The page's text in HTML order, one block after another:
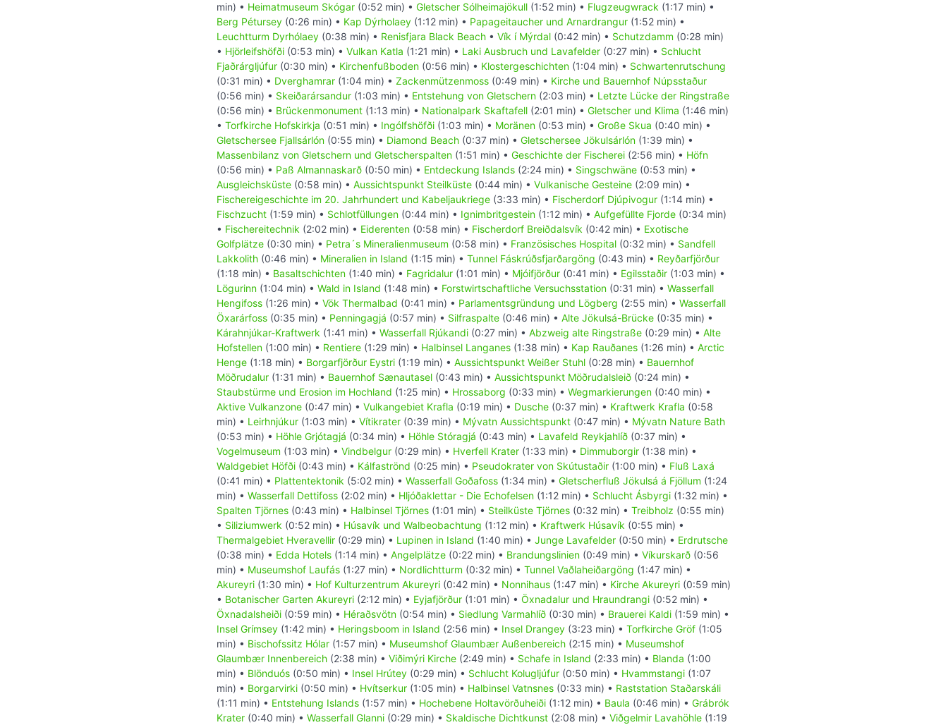
min) • Heimatmuseum Skógar (0:52 min) • Gletscher Sólheimajökull (1:52 min) • Flugzeugwrack (1:17 min) •
Berg Pétursey (0:26 min) • Kap Dýrholaey (1:12 min) • Papageitaucher und Arnardrangur (1:52 min) •
Leuchtturm Dyrhólaey (0:38 min) • Renisfjara Black Beach • Vík í Mýrdal (0:42 min) • Schutzdamm (0:28 min)
• Hjörleifshöfði (0:53 min) • Vulkan Katla (1:21 min) • Laki Ausbruch und Lavafelder (0:27 min) • Schlucht
Fjaðrárgljúfur (0:30 min) • Kirchenfußboden (0:56 min) • Klostergeschichten (1:04 min) • Schwartenrutschung
(0:31 min) • Dverghamrar (1:04 min) • Zackenmützenmoss (0:49 min) • Kirche und Bauernhof Núpsstaður
(0:56 min) • Skeiðarársandur (1:03 min) • Entstehung von Gletschern (2:03 min) • Letzte Lücke der Ringstraße
(0:56 min) • Brückenmonument (1:13 min) • Nationalpark Skaftafell (2:01 min) • Gletscher und Klima (1:46 min)
• Torfkirche Hofskirkja (0:51 min) • Ingólfshöfði (1:03 min) • Moränen (0:53 min) • Große Skua (0:40 min) •
Gletschersee Fjallsárlón (0:55 min) • Diamond Beach (0:37 min) • Gletschersee Jökulsárlón (1:39 min) •
Massenbilanz von Gletschern und Gletscherspalten (1:51 min) • Geschichte der Fischerei (2:56 min) • Höfn
(0:56 min) • Paß Almannaskarð (0:50 min) • Entdeckung Islands (2:24 min) • Singschwäne (0:53 min) •
Ausgleichsküste (0:58 min) • Aussichtspunkt Steilküste (0:44 min) • Vulkanische Gesteine (2:09 min) •
Fischereigeschichte im 20. Jahrhundert und Kabeljaukriege (3:33 min) • Fischerdorf Djúpivogur (1:14 min) •
Fischzucht (1:59 min) • Schlotfüllungen (0:44 min) • Ignimbritgestein (1:12 min) • Aufgefüllte Fjorde (0:34 min)
• Fischereitechnik (2:02 min) • Eiderenten (0:58 min) • Fischerdorf Breiðdalsvík (0:42 min) • Exotische
Golfplätze (0:30 min) • Petra´s Mineralienmuseum (0:58 min) • Französisches Hospital (0:32 min) • Sandfell
Lakkolith (0:46 min) • Mineralien in Island (1:15 min) • Tunnel Fáskrúðsfjarðargöng (0:43 min) • Reyðarfjörður
(1:18 min) • Basaltschichten (1:40 min) • Fagridalur (1:01 min) • Mjóifjörður (0:41 min) • Egilsstaðir (1:03 min) •
Lögurinn (1:04 min) • Wald in Island (1:48 min) • Forstwirtschaftliche Versuchsstation (0:31 min) • Wasserfall
Hengifoss (1:26 min) • Vök Thermalbad (0:41 min) • Parlamentsgründung und Lögberg (2:55 min) • Wasserfall
Öxarárfoss (0:35 min) • Penningagjá (0:57 min) • Silfraspalte (0:46 min) • Alte Jökulsá-Brücke (0:35 min) •
Kárahnjúkar-Kraftwerk (1:41 min) • Wasserfall Rjúkandi (0:27 min) • Abzweig alte Ringstraße (0:29 min) • Alte
Hofstellen (1:00 min) • Rentiere (1:29 min) • Halbinsel Langanes (1:38 min) • Kap Rauðanes (1:26 min) • Arctic
Henge (1:18 min) • Borgarfjörður Eystri (1:19 min) • Aussichtspunkt Weißer Stuhl (0:28 min) • Bauernhof
Möðrudalur (1:31 min) • Bauernhof Sænautasel (0:43 min) • Aussichtspunkt Möðrudalsleið (0:24 min) •
Staubstürme und Erosion im Hochland (1:25 min) • Hrossaborg (0:33 min) • Wegmarkierungen (0:40 min) •
Aktive Vulkanzone (0:47 min) • Vulkangebiet Krafla (0:19 min) • Dusche (0:37 min) • Kraftwerk Krafla (0:58
min) • Leirhnjúkur (1:03 min) • Vítikrater (0:39 min) • Mývatn Aussichtspunkt (0:47 min) • Mývatn Nature Bath
(0:53 min) • Höhle Grjótagjá (0:34 min) • Höhle Stóragjá (0:43 min) • Lavafeld Reykjahlíð (0:37 min) •
Vogelmuseum (1:03 min) • Vindbelgur (0:29 min) • Hverfell Krater (1:33 min) • Dimmuborgir (1:38 min) •
Waldgebiet Höfði (0:43 min) • Kálfaströnd (0:25 min) • Pseudokrater von Skútustaðir (1:00 min) • Fluß Laxá
(0:41 min) • Plattentektonik (5:02 min) • Wasserfall Goðafoss (1:34 min) • Gletscherfluß Jökulsá á Fjöllum (1:24
min) • Wasserfall Dettifoss (2:02 min) • Hljóðaklettar - Die Echofelsen (1:12 min) • Schlucht Ásbyrgi (1:32 min) •
Spalten Tjörnes (0:43 min) • Halbinsel Tjörnes (1:01 min) • Steilküste Tjörnes (0:32 min) • Treibholz (0:55 min)
• Siliziumwerk (0:52 min) • Húsavík und Walbeobachtung (1:12 min) • Kraftwerk Húsavík (0:55 min) •
Thermalgebiet Hveravellir (0:29 min) • Lupinen in Island (1:40 min) • Junge Lavafelder (0:50 min) • Erdrutsche
(0:38 min) • Edda Hotels (1:14 min) • Angelplätze (0:22 min) • Brandungslinien (0:49 min) • Víkurskarð (0:56
min) • Museumshof Laufás (1:27 min) • Nordlichtturm (0:32 min) • Tunnel Vaðlaheiðargöng (1:47 min) •
Akureyri (1:30 min) • Hof Kulturzentrum Akureyri (0:42 min) • Nonnihaus (1:47 min) • Kirche Akureyri (0:59 min)
• Botanischer Garten Akureyri (2:12 min) • Eyjafjörður (1:01 min) • Öxnadalur und Hraundrangi (0:52 min) •
Öxnadalsheiði (0:59 min) • Héraðsvötn (0:54 min) • Siedlung Varmahlíð (0:30 min) • Brauerei Kaldi (1:59 min) •
Insel Grímsey (1:42 min) • Heringsboom in Island (2:56 min) • Insel Drangey (3:23 min) • Torfkirche Gröf (1:05
min) • Bischofssitz Hólar (1:57 min) • Museumshof Glaumbær Außenbereich (2:15 min) • Museumshof
Glaumbær Innenbereich (2:38 min) • Viðimýri Kirche (2:49 min) • Schafe in Island (2:33 min) • Blanda (1:00
min) • Blönduós (0:50 min) • Insel Hrútey (0:29 min) • Schlucht Kolugljúfur (0:50 min) • Hvammstangi (1:07
min) • Borgarvirki (0:50 min) • Hvítserkur (1:05 min) • Halbinsel Vatnsnes (0:33 min) • Raststation Staðarskáli
(1:11 min) • Entstehung Islands (1:57 min) • Hochebene Holtavörðuheiði (1:12 min) • Baula (0:46 min) • Grábrók
Krater (0:40 min) • Wasserfall Glanni (0:29 min) • Skaldische Dichtkunst (2:08 min) • Viðgelmir Lavahöhle (1:19